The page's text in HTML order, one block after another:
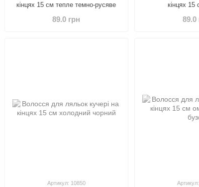
кінцях 15 см тепле темно-русяве
89.0 грн
кінцях 15
89.0
Артикул: 10850